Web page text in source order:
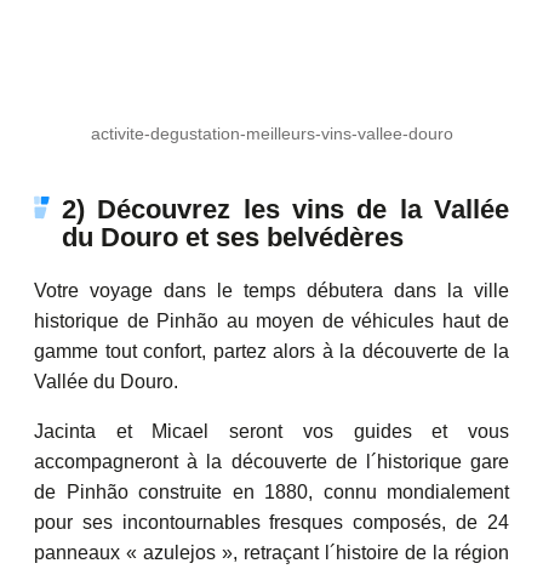
activite-degustation-meilleurs-vins-vallee-douro
2) Découvrez les vins de la Vallée
du Douro et ses belvédères
Votre voyage dans le temps débutera dans la ville
historique de Pinhão au moyen de véhicules haut de
gamme tout confort, partez alors à la découverte de la
Vallée du Douro.
Jacinta et Micael seront vos guides et vous
accompagneront à la découverte de l´historique gare
de Pinhão construite en 1880, connu mondialement
pour ses incontournables fresques composés, de 24
panneaux « azulejos », retraçant l´histoire de la région